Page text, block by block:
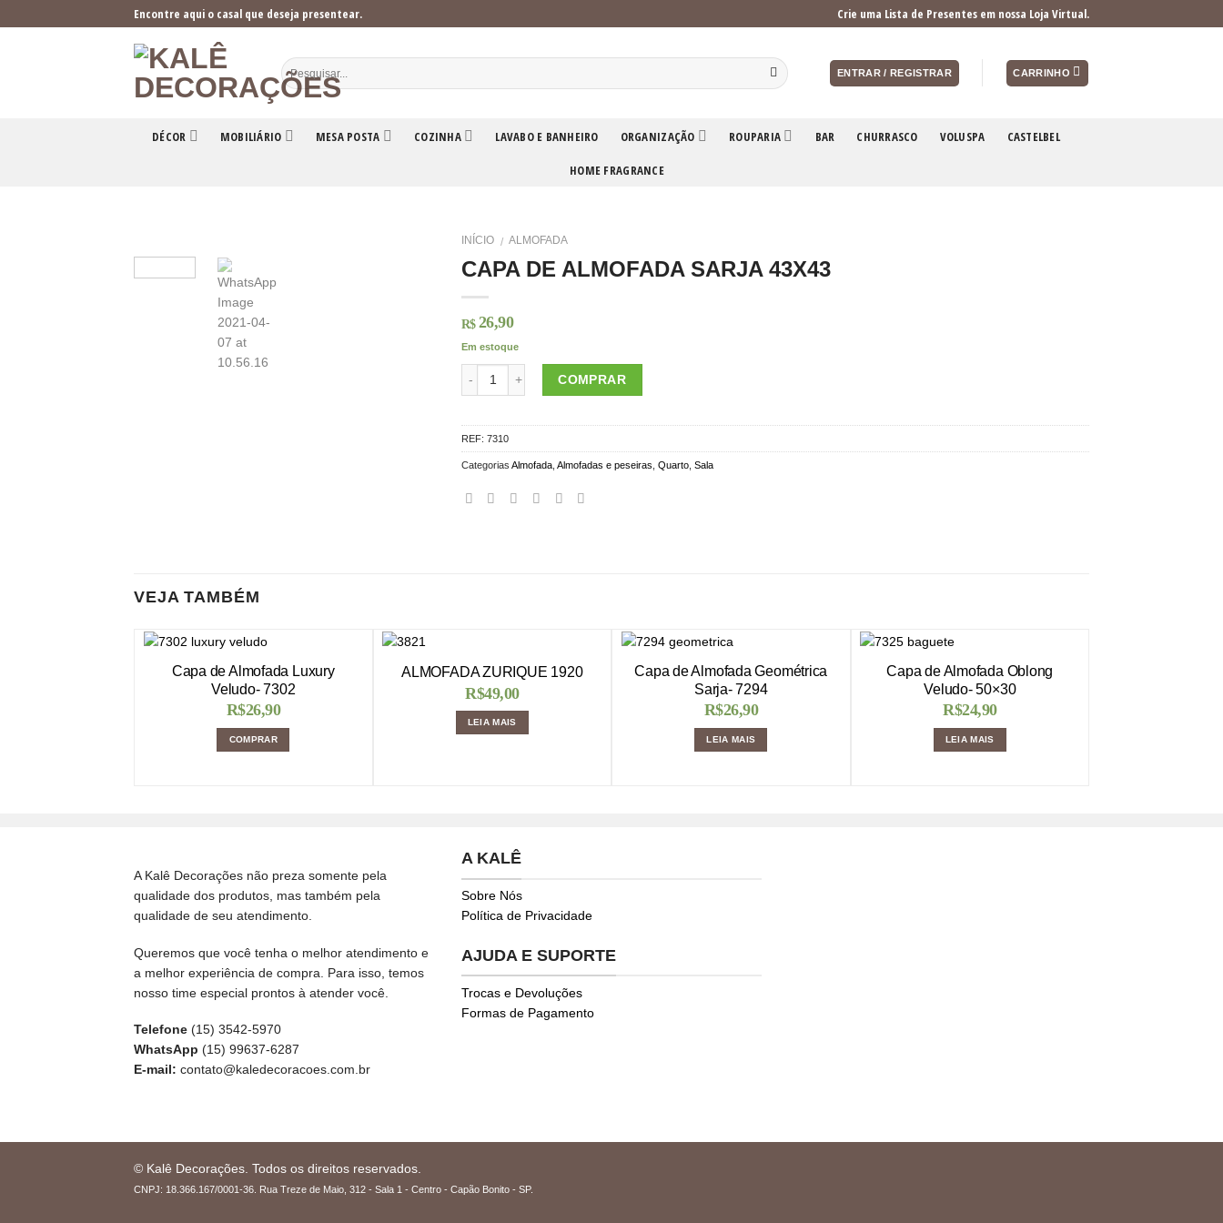
to
Encontre aqui o casal que deseja presentear. Crie uma Lista de Presentes em nossa Loja Virtual.
ENTRAR / REGISTRAR CARRINHO
DÉCOR MOBILIÁRIO MESA POSTA COZINHA LAVABO E BANHEIRO ORGANIZAÇÃO ROUPARIA BAR CHURRASCO VOLUSPA CASTELBEL
HOME FRAGRANCE
INÍCIO / ALMOFADA
CAPA DE ALMOFADA SARJA 43X43
R$ 26,90
Em estoque
COMPRAR
REF: 7310
Categorias Almofada, Almofadas e peseiras Quarto, Sala
VEJA TAMBÉM
Capa de Almofada Luxury
Veludo- 7302
R$26,90
COMPRAR
ALMOFADA ZURIQUE 1920
R$49,00
LEIA MAIS
Capa de Almofada Geométrica
Sarja- 7294
R$26,90
LEIA MAIS
Capa de Almofada Oblong
Veludo- 50×30
R$24,90
LEIA MAIS
A Kalê Decorações não preza somente pela
qualidade dos produtos, mas também pela
qualidade de seu atendimento.
Queremos que você tenha o melhor atendimento e
a melhor experiência de compra. Para isso, temos
nosso time especial prontos à atender você.
Telefone (15) 3542-5970
WhatsApp (15) 99637-6287
E-mail: contato@kaledecoracoes.com.br
A KALÊ
Sobre Nós
Política de Privacidade
AJUDA E SUPORTE
Trocas e Devoluções
Formas de Pagamento
© Kalê Decorações. Todos os direitos reservados.
CNPJ: 18.366.167/0001-36. Rua Treze de Maio, 312 - Sala 1 - Centro - Capão Bonito - SP.